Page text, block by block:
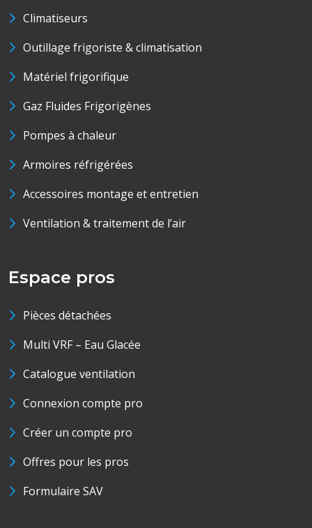
Climatiseurs
Outillage frigoriste & climatisation
Matériel frigorifique
Gaz Fluides Frigorigènes
Pompes à chaleur
Armoires réfrigérées
Accessoires montage et entretien
Ventilation & traitement de l’air
Espace pros
Pièces détachées
Multi VRF – Eau Glacée
Catalogue ventilation
Connexion compte pro
Créer un compte pro
Offres pour les pros
Formulaire SAV